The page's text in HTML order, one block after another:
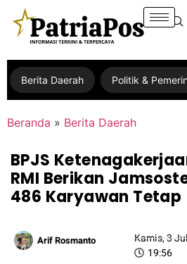
Berita Daerah Politik &
Beranda » Berita Daerah
BPJS
RMI Berikan
486 Karyawan Tetap
Arif Rosmanto
Kamis, 3
19:56